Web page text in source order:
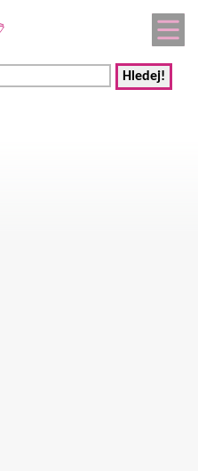
Hledej!